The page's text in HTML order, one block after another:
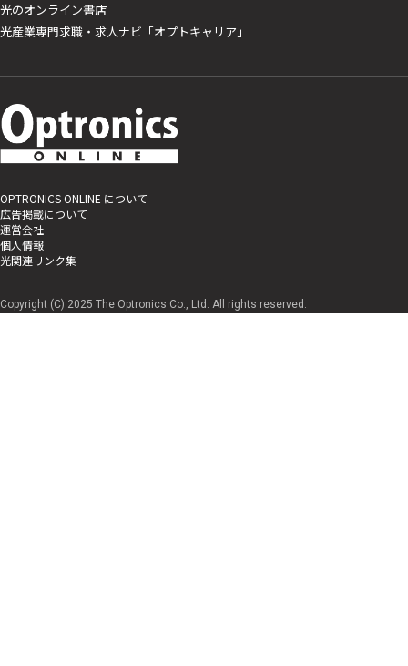
光のオンライン書店
光産業専門求職・求人ナビ「オプトキャリア」
OPTRONICS ONLINE について
広告掲載について
運営会社
個人情報
光関連リンク集
Copyright (C) 2025 The Optronics Co., Ltd. All rights reserved.